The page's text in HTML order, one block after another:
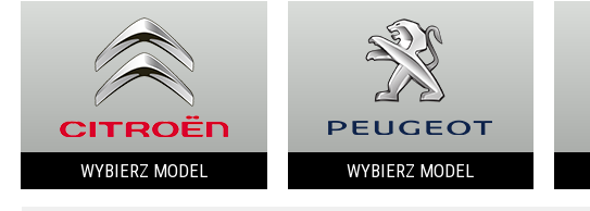
WYBIERZ MODEL WYBIERZ MODEL